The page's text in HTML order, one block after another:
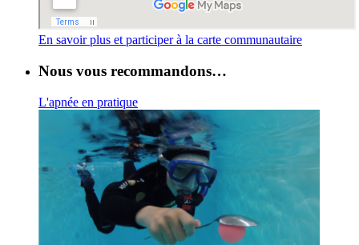
En savoir plus et participer à la carte communautaire
Nous vous recommandons…
L'apnée en pratique